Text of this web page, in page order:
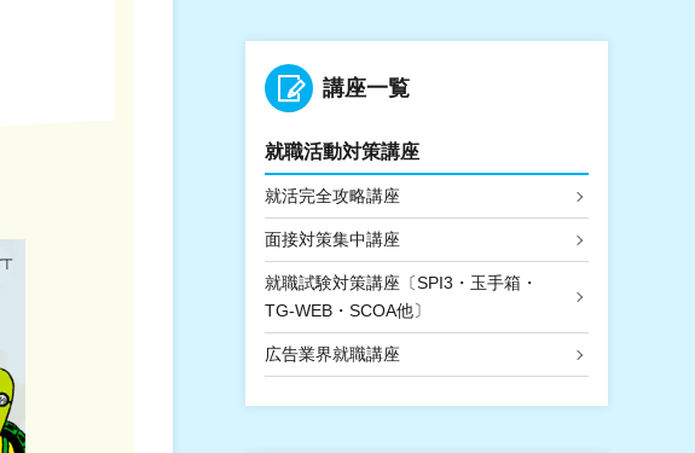
講座一覧
就職活動対策講座
就活完全攻略講座
面接対策集中講座
就職試験対策講座〔SPI3・玉手箱・
TG-WEB・SCOA他〕
広告業界就職講座